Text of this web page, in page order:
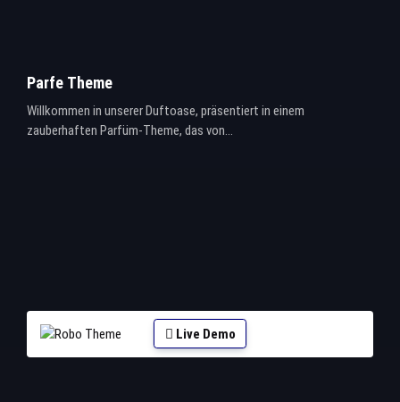
Parfe Theme
Willkommen in unserer Duftoase, präsentiert in einem
zauberhaften Parfüm-Theme, das von...
Live Demo